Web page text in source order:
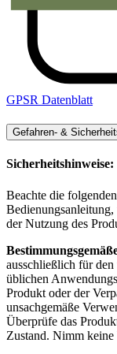
GPSR Datenblatt
Gefahren- &
Sicherheitshinweise:
Beachte die
der Nutzung des
ausschließlich für
üblichen
Produkt oder der
unsachgemäße
Überprüfe das
Zustand. Nimm keine